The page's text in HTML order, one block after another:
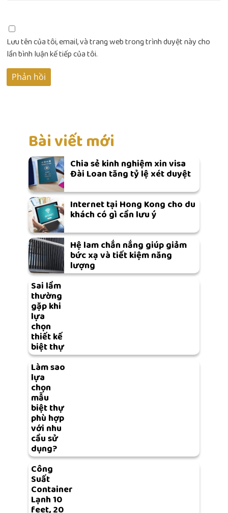
Lưu tên của tôi, email, và trang web trong trình duyệt này cho
lần bình luận kế tiếp của tôi.
Bài viết mới
Chia sẻ kinh nghiệm xin visa
Đài Loan tăng tỷ lệ xét duyệt
Internet tại Hong Kong cho du
khách có gì cần lưu ý
Hệ lam chắn nắng giúp giảm
bức xạ và tiết kiệm năng
lượng
Sai lầm
thường
gặp khi
lựa
chọn
thiết kế
biệt thự
Làm sao
lựa
chọn
mẫu
biệt thự
phù hợp
với nhu
cầu sử
dụng?
Công
Suất
Container
Lạnh 10
feet, 20